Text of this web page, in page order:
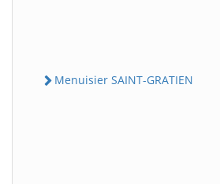
Menuisier SAINT-GRATIEN